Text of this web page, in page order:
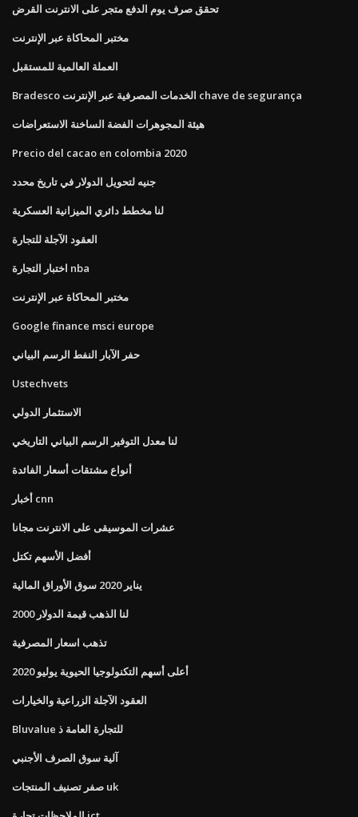
تحقق صرف يوم الدفع متجر على الانترنت القرض
مختبر المحاكاة عبر الإنترنت
العملة العالمية للمستقبل
Bradesco الخدمات المصرفية عبر الإنترنت chave de segurança
هيئة المجوهرات الفضة الساخنة الاستعراضات
Precio del cacao en colombia 2020
جنيه لتحويل الدولار في تاريخ محدد
لنا مخطط دائري الميزانية العسكرية
العقود الآجلة للتجارة
اختبار التجارة nba
مختبر المحاكاة عبر الإنترنت
Google finance msci europe
حفر الآبار النفط الرسم البياني
Ustechvets
الاستثمار الدولي
لنا معدل التوفير الرسم البياني التاريخي
أنواع مشتقات أسعار الفائدة
أخبار cnn
عشرات الموسيقى على الانترنت مجانا
أفضل الأسهم تكتل
يناير 2020 سوق الأوراق المالية
لنا الذهب قيمة الدولار 2000
تذهب اسعار المصرفية
أعلى أسهم التكنولوجيا الحيوية يوليو 2020
العقود الآجلة الزراعية والخيارات
Bluvalue للتجارة العامة ذ
آلية سوق الصرف الأجنبي
صفر تصنيف المنتجات uk